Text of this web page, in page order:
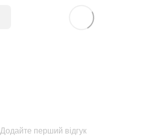
Додайте перший відгук